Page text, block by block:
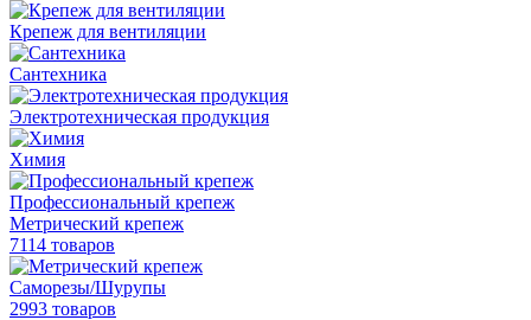
Крепеж для вентиляции
Сантехника
Электротехническая продукция
Химия
Профессиональный крепеж
Метрический крепеж
7114 товаров
Саморезы/Шурупы
2993 товаров